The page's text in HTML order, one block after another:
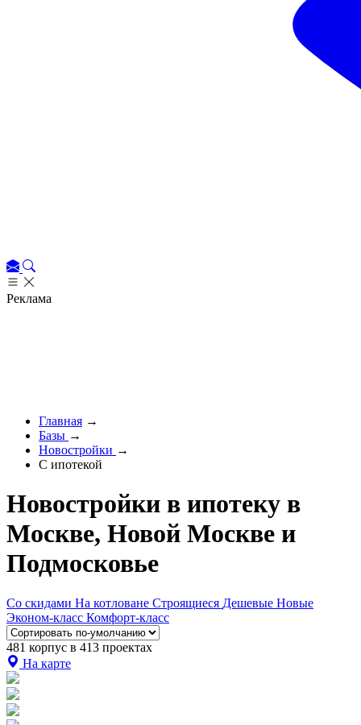
Реклама
Главная →
Базы →
Новостройки →
С ипотекой
Новостройки в ипотеку в
Москве, Новой Москве и
Подмосковье
Со скидами На котловане Строящиеся Дешевые Новые
Эконом-класс Комфорт-класс
481 корпус в 413 проектах
На карте